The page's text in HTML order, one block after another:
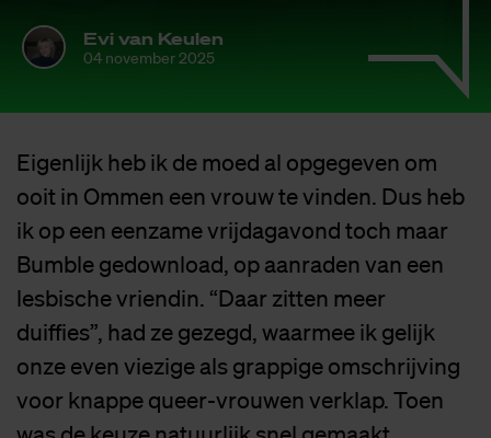
Evi van Keulen
04 november 2025
Eigenlijk heb ik de moed al opgegeven om
ooit in Ommen een vrouw te vinden. Dus heb
ik op een eenzame vrijdagavond toch maar
Bumble gedownload, op aanraden van een
lesbische vriendin. “Daar zitten meer
duiffies”, had ze gezegd, waarmee ik gelijk
onze even viezige als grappige omschrijving
voor knappe queer-vrouwen verklap. Toen